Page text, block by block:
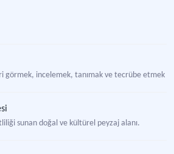
görmek, incelemek, tanımak ve tecrübe etmek
sunan doğal ve kültürel peyzaj alanı.